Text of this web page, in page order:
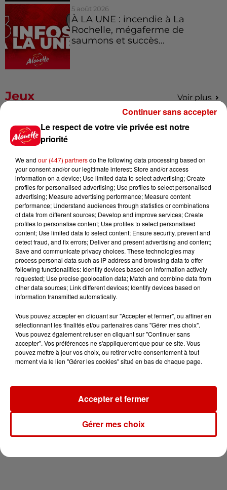
5 août 2026
À LA UNE : incendie à La
Rochelle, mégaferme de
saumons et succès...
Jeux Voir plus
Gagnez vos places pour le
Festival du Roi Arthur 2026 !
Gagnez vos entrées pour le
Musée du Sport Automobile au
Mans !
Alouette vous invite à
Futuroscope Xperiences !
Le Duel - Gagnez votre balade
en jet ski !
Newsletter
Le respect de votre vie privée est notre
priorité
We and our (447) partnersdo the following data processing based on
your consent and/or our legitimate interest: Store and/or access
information on a device; Use limited data to select advertising; Create
profiles for personalised advertising; Use profiles to select personalised
advertising; Measure advertising performance; Measure content
performance; Understand audiences through statistics or combinations
of data from different sources; Develop and improve services; Create
profiles to personalise content; Use profiles to select personalised
content; Use limited data to select content; Ensure security, prevent and
detect fraud, and fix errors; Deliver and present advertising and content;
Save and communicate privacy choices. These technologies may
process personal data such as IP address and browsing data to offer
following functionalities: Identify devices based on information actively
requested; Use precise geolocation data; Match and combine data from
other data sources; Link different devices; Identify devices based on
information transmitted automatically.
Vous pouvez accepter en cliquant sur "Accepter et fermer", ou affiner en
sélectionnant les finalités et/ou partenaires dans "Gérer mes choix".
Vous pouvez également refuser en cliquant sur "Continuer sans
accepter". Vos préférences ne s'appliqueront que pour ce site. Vous
pouvez mettre à jour vos choix, ou retirer votre consentement à tout
moment via le lien "Gérer les cookies" situé en bas de chaque page.
Gérer mes choix
Accepter et fermer
Continuer sans accepter